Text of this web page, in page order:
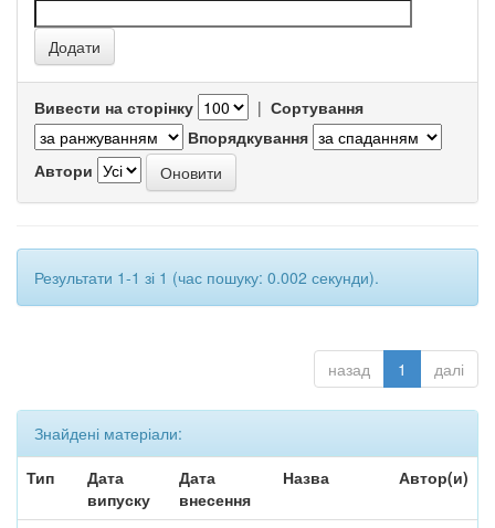
Вивести на сторінку | Сортування
Впорядкування
Автори
Результати 1-1 зі 1 (час пошуку: 0.002 секунди).
назад 1 далі
Знайдені матеріали:
Тип
Дата
випуску
Дата
внесення
Назва Автор(и)